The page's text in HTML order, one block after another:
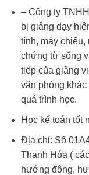
– Công ty
bị giảng dạy
tính, máy chiếu,
chứng từ sống
tiếp của giảng
văn phòng
quá trình học.
Học kế toán tốt
Địa chỉ: Số
Thanh Hóa (
hướng đông,